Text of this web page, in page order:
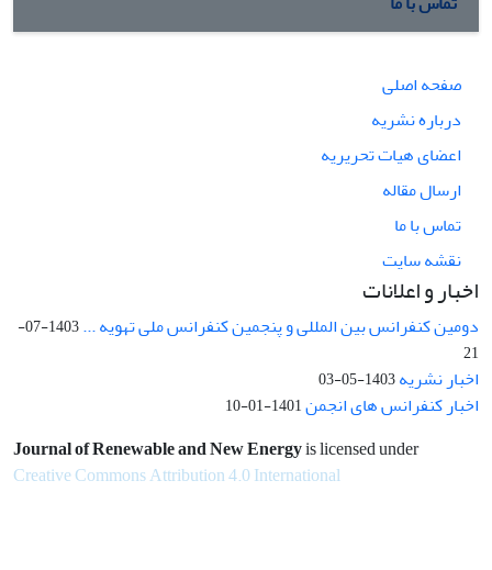
صفحه اصلی
درباره نشریه
اعضای هیات تحریریه
ارسال مقاله
تماس با ما
نقشه سایت
اخبار و اعلانات
دومین کنفرانس بین المللی و پنجمین کنفرانس ملی تهویه ...
1403-07-
21
اخبار نشریه1403-05-03
اخبار کنفرانس های انجمن1401-01-10
Journal of Renewable and New Energyis licensed under
Creative Commons Attribution 4.0 International